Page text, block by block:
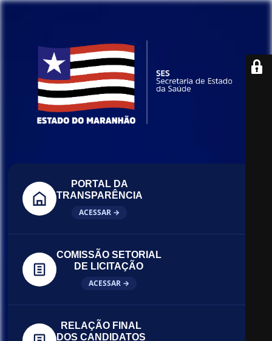
PORTAL DA
TRANSPARÊNCIA
ACESSAR →
COMISSÃO SETORIAL
DE LICITAÇÃO
ACESSAR →
RELAÇÃO FINAL
DOS CANDIDATOS